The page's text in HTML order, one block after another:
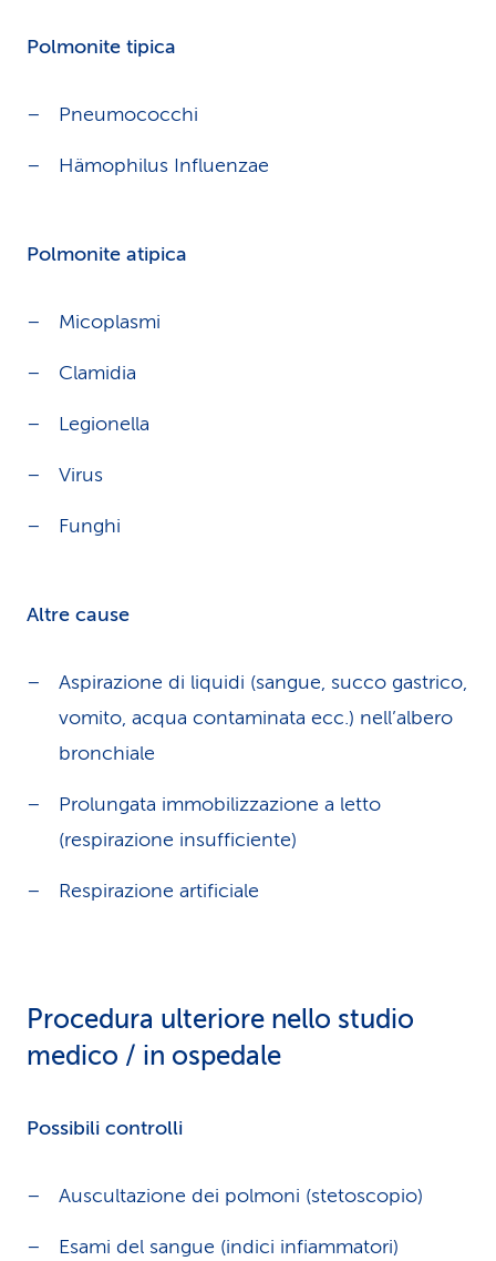
Polmonite tipica
Pneumococchi
Hämophilus Influenzae
Polmonite atipica
Micoplasmi
Clamidia
Legionella
Virus
Funghi
Altre cause
Aspirazione di liquidi (sangue, succo gastrico,
vomito, acqua contaminata ecc.) nell’albero
bronchiale
Prolungata immobilizzazione a letto
(respirazione insufficiente)
Respirazione artificiale
Procedura ulteriore nello studio
medico / in ospedale
Possibili controlli
Auscultazione dei polmoni (stetoscopio)
Esami del sangue (indici infiammatori)